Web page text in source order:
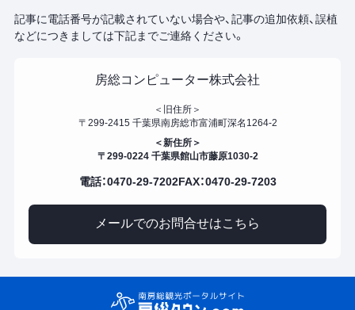
記事に電話番号が記載されていない場合や、記事の追加依頼、誤植
などにつきましては下記までご連絡ください。
房総コンピューター株式会社
＜旧住所＞
〒299-2415 千葉県南房総市富浦町深名1264-2
＜新住所＞
〒299-0224 千葉県館山市藤原1030-2
電話：0470-29-7202FAX：0470-29-7203
メールでのお問合せはこちら